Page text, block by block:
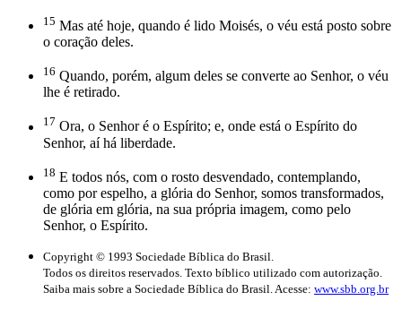
15 Mas até hoje, quando é lido Moisés, o véu está posto sobre
o coração deles.
16 Quando, porém, algum deles se converte ao Senhor, o véu
lhe é retirado.
17 Ora, o Senhor é o Espírito; e, onde está o Espírito do
Senhor, aí há liberdade.
18 E todos nós, com o rosto desvendado, contemplando,
como por espelho, a glória do Senhor, somos transformados,
de glória em glória, na sua própria imagem, como pelo
Senhor, o Espírito.
Copyright © 1993 Sociedade Bíblica do Brasil.
Todos os direitos reservados. Texto bíblico utilizado com autorização.
Saiba mais sobre a Sociedade Bíblica do Brasil. Acesse: www.sbb.org.br